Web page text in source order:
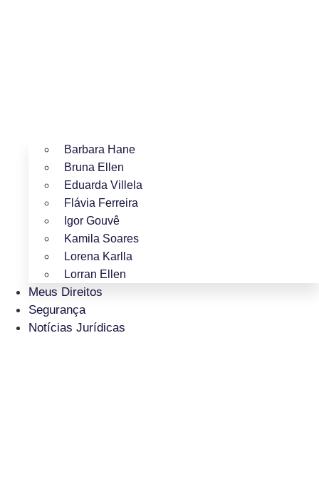
Barbara Hane
Bruna Ellen
Eduarda Villela
Flávia Ferreira
Igor Gouvê
Kamila Soares
Lorena Karlla
Lorran Ellen
Meus Direitos
Segurança
Notícias Jurídicas